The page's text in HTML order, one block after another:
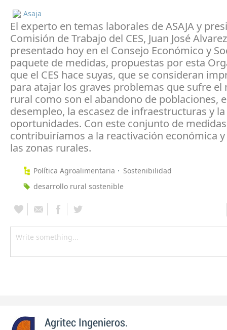
Asaja
El experto en temas laborales de ASAJA y
Comisión de Trabajo del CES, Juan José
presentado hoy en el Consejo Económico y
paquete de medidas, propuestas por esta
que el CES hace suyas, que se consideran
para atajar los graves problemas que sufre el
rural como son el abandono de poblaciones,
desempleo, la escasez de infraestructuras y
oportunidades. Con este conjunto de
contribuiríamos a la reactivación económica
las zonas rurales.
Política Agroalimentaria
Sostenibilidad
desarrollo rural sostenible
Agritec Ingenieros.